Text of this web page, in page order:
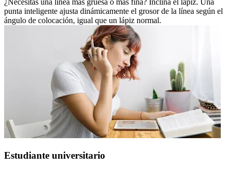
¿Necesitas una línea más gruesa o más fina? Inclina el lápiz. Una
punta inteligente ajusta dinámicamente el grosor de la línea según el
ángulo de colocación, igual que un lápiz normal.
Estudiante universitario